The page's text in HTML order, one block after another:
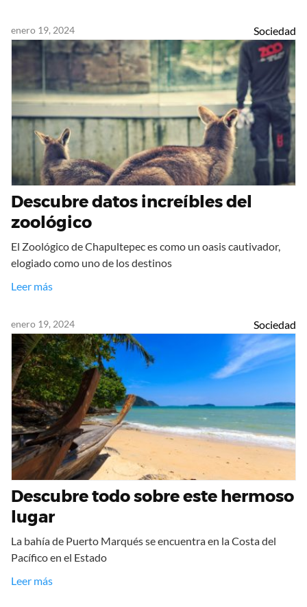
enero 19, 2024 Sociedad
Descubre datos increíbles del
zoológico
El Zoológico de Chapultepec es como un oasis cautivador,
elogiado como uno de los destinos
Leer más
enero 19, 2024 Sociedad
Descubre todo sobre este hermoso
lugar
La bahía de Puerto Marqués se encuentra en la Costa del
Pacífico en el Estado
Leer más